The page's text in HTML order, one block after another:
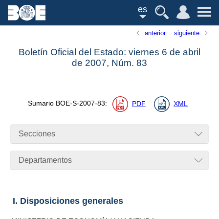
es
anterior siguiente
Boletín Oficial del Estado: viernes 6 de abril
de 2007, Núm. 83
Sumario BOE-S-2007-83: PDF XML
Secciones
Departamentos
I. Disposiciones generales